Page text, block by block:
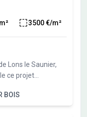
3500 €/m²
Lons le Saunier,
ce projet
BOIS